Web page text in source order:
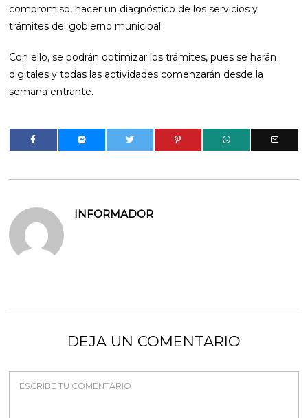
compromiso, hacer un diagnóstico de los servicios y
trámites del gobierno municipal.
Con ello, se podrán optimizar los trámites, pues se harán
digitales y todas las actividades comenzarán desde la
semana entrante.
INFORMADOR
DEJA UN COMENTARIO